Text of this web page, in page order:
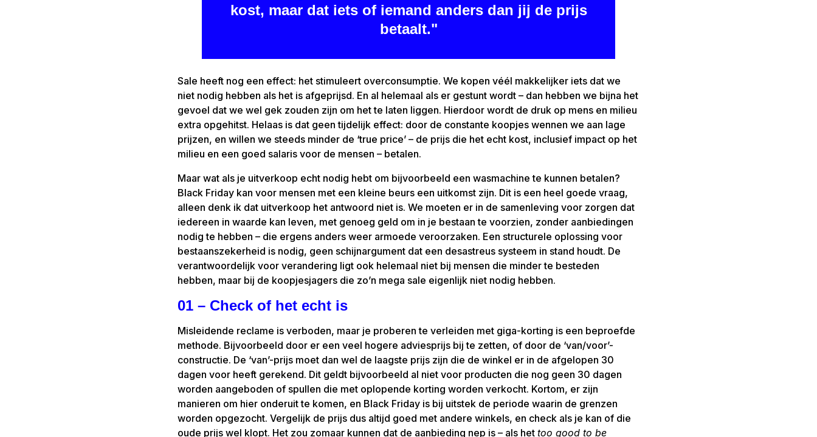
kost, maar dat iets of iemand anders dan jij de prijs
betaalt."
Sale heeft nog een effect: het stimuleert overconsumptie. We kopen véél makkelijker iets dat we
niet nodig hebben als het is afgeprijsd. En al helemaal als er gestunt wordt – dan hebben we bijna het
gevoel dat we wel gek zouden zijn om het te laten liggen. Hierdoor wordt de druk op mens en milieu
extra opgehitst. Helaas is dat geen tijdelijk effect: door de constante koopjes wennen we aan lage
prijzen, en willen we steeds minder de ‘true price’ – de prijs die het echt kost, inclusief impact op het
milieu en een goed salaris voor de mensen – betalen.
Maar wat als je uitverkoop echt nodig hebt om bijvoorbeeld een wasmachine te kunnen betalen?
Black Friday kan voor mensen met een kleine beurs een uitkomst zijn. Dit is een heel goede vraag,
alleen denk ik dat uitverkoop het antwoord niet is. We moeten er in de samenleving voor zorgen dat
iedereen in waarde kan leven, met genoeg geld om in je bestaan te voorzien, zonder aanbiedingen
nodig te hebben – die ergens anders weer armoede veroorzaken. Een structurele oplossing voor
bestaanszekerheid is nodig, geen schijnargument dat een desastreus systeem in stand houdt. De
verantwoordelijk voor verandering ligt ook helemaal niet bij mensen die minder te besteden
hebben, maar bij de koopjesjagers die zo’n mega sale eigenlijk niet nodig hebben.
01 – Check of het echt is
Misleidende reclame is verboden, maar je proberen te verleiden met giga-korting is een beproefde
methode. Bijvoorbeeld door er een veel hogere adviesprijs bij te zetten, of door de ‘van/voor’-
constructie. De ‘van’-prijs moet dan wel de laagste prijs zijn die de winkel er in de afgelopen 30
dagen voor heeft gerekend. Dit geldt bijvoorbeeld al niet voor producten die nog geen 30 dagen
worden aangeboden of spullen die met oplopende korting worden verkocht. Kortom, er zijn
manieren om hier onderuit te komen, en Black Friday is bij uitstek de periode waarin de grenzen
worden opgezocht. Vergelijk de prijs dus altijd goed met andere winkels, en check als je kan of die
oude prijs wel klopt. Het zou zomaar kunnen dat de aanbieding nep is – als het too good to be